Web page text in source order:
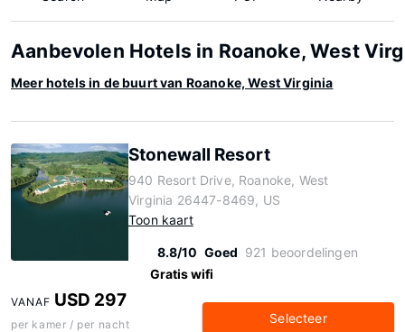
Aanbevolen Hotels in Roanoke, West
Meer hotels in de buurt van Roanoke, West Virginia
Stonewall Resort
940 Resort Drive, Roanoke, West
Virginia 26447-8469, US
Toon kaart
8.8/10 Goed 921 beoordelingen
Gratis wifi
VANAF USD 297
per kamer / per nacht Selecteer